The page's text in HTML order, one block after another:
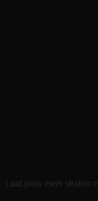
Laat jouw merk stralen